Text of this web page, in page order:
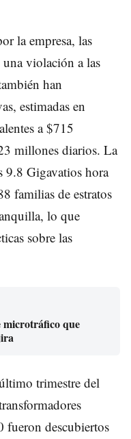
la empresa, las
violación a las
han
estimadas en
a $715
millones diarios. La
9.8 Gigavatios hora
familias de estratos
lo que
sobre las
microtráfico que
trimestre del
fueron descubiertos